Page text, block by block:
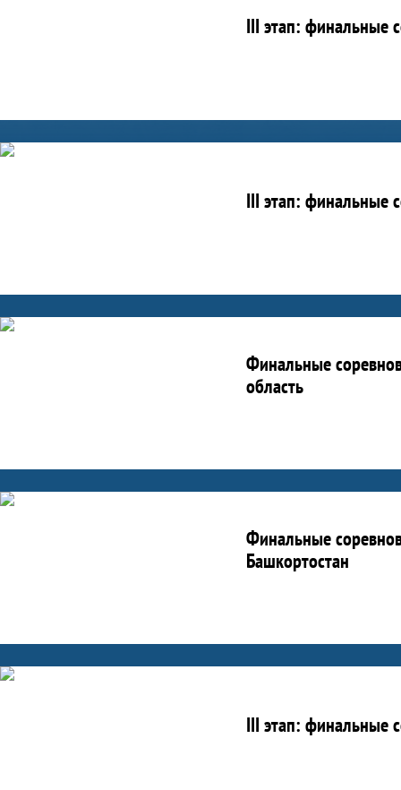
III этап: финальные
III этап: финальные
Финальные
область
Финальные
Башкортостан
III этап: финальные